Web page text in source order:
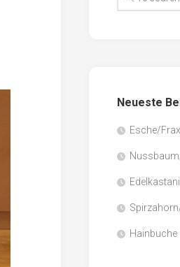
Faserwerkstoffe
Sägenebenprodukte
Neueste
Esche/
Hainbuche